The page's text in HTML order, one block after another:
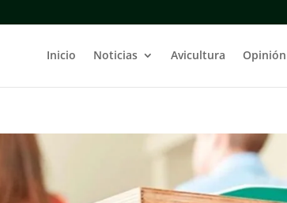
Inicio Noticias Avicultura Opinión